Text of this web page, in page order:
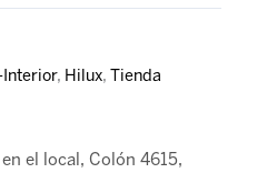
Interior, Hilux, Tienda
en el local, Colón 4615,